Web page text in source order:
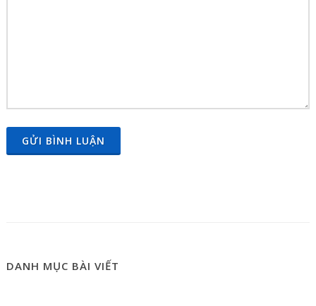
GỬI BÌNH LUẬN
DANH MỤC BÀI VIẾT